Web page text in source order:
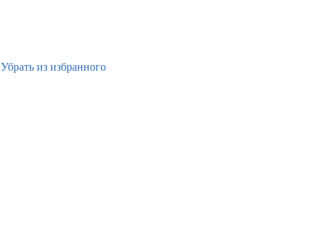
Убрать из избранного